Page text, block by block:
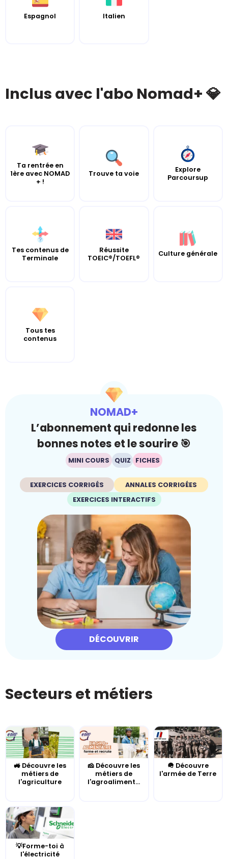
Espagnol Italien
Inclus avec l'abo Nomad+ 💎
Ta rentrée en
1ère avec NOMAD
+ !
Trouve ta voie
Explore
Parcoursup
Tes contenus de
Terminale
Réussite
TOEIC®/TOEFL®
Culture générale
Tous tes
contenus
NOMAD+
L’abonnement qui redonne les
bonnes notes et le sourire 🎯
MINI COURS QUIZ FICHES
EXERCICES CORRIGÉS
ANNALES CORRIGÉES
EXERCICES INTERACTIFS
DÉCOUVRIR
Secteurs et métiers
🚜 Découvre les
métiers de
l'agriculture
🧀 Découvre les
métiers de
l'agroaliment...
🪖 Découvre
l'armée de Terre
💡Forme-toi à
l'électricité